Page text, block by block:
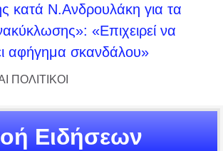
κατά Ν.Ανδρουλάκη για τα
«Επιχειρεί να
αφήγημα σκανδάλου»
ΠΟΛΙΤΙΚΟΙ
Ειδήσεων